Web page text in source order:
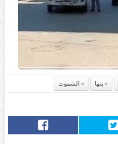
بنها الشموت